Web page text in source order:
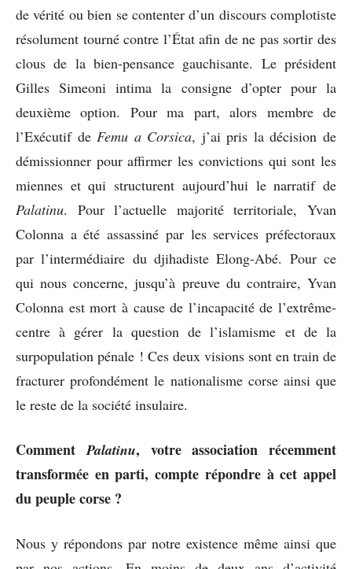
de vérité ou bien se contenter d’un discours complotiste
résolument tourné contre l’État afin de ne pas sortir des
clous de la bien-pensance gauchisante. Le président
Gilles Simeoni intima la consigne d’opter pour la
deuxième option. Pour ma part, alors membre de
l’Exécutif deFemu a Corsica, j’ai pris la décision de
démissionner pour affirmer les convictions qui sont les
miennes et qui structurent aujourd’hui le narratif de
Palatinu. Pour l’actuelle majorité territoriale, Yvan
Colonna a été assassiné par les services préfectoraux
par l’intermédiaire du djihadiste Elong-Abé. Pour ce
qui nous concerne, jusqu’à preuve du contraire, Yvan
Colonna est mort à cause de l’incapacité de l’extrême-
centre à gérer la question de l’islamisme et de la
surpopulation pénale ! Ces deux visions sont en train de
fracturer profondément le nationalisme corse ainsi que
le reste de la société insulaire.
CommentPalatinu, votre association récemment
transformée en parti, compte répondre à cet appel
du peuple corse ?
Nous y répondons par notre existence même ainsi que